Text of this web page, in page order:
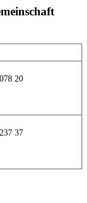
20
37